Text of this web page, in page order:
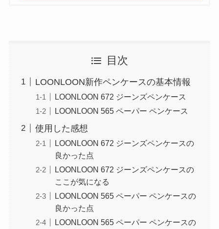
目次
LOONLOON新作ペンケースの基本情報
LOONLOON 672 ジーンズペンケース
LOONLOON 565 ペーパー ペンケース
使用した感想
LOONLOON 672 ジーンズペンケースの
良かった点
LOONLOON 672 ジーンズペンケースの
ここが気になる
LOONLOON 565 ペーパー ペンケースの
良かった点
LOONLOON 565 ペーパー ペンケースの